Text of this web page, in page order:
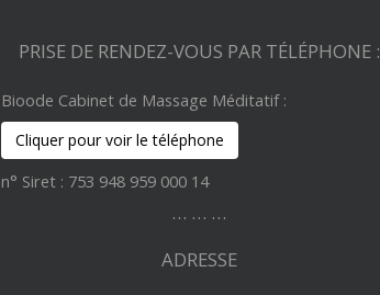
o
k
M
PRISE DE RENDEZ-VOUS PAR TÉLÉPHONE :
Bioode Cabinet de Massage Méditatif :
Cliquer pour voir le téléphone
n° Siret : 753 948 959 000 14
… … …
ADRESSE